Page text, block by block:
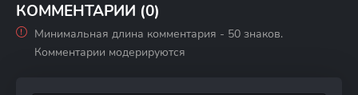
КОММЕНТАРИИ (0)
Минимальная длина комментария - 50 знаков.
Комментарии модерируются